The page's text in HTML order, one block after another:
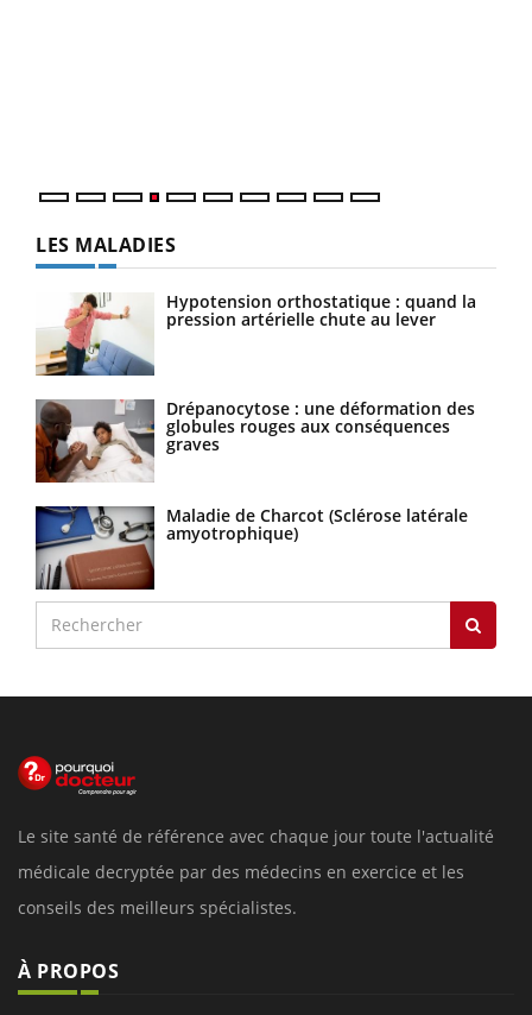
LES MALADIES
Hypotension orthostatique : quand la
pression artérielle chute au lever
Drépanocytose : une déformation des
globules rouges aux conséquences
graves
Maladie de Charcot (Sclérose latérale
amyotrophique)
Le site santé de référence avec chaque jour toute l'actualité
médicale decryptée par des médecins en exercice et les
conseils des meilleurs spécialistes.
À PROPOS